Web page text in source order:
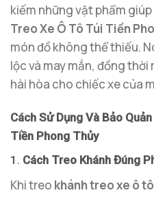
kiếm những vật phẩm
Treo Xe Ô Tô Túi Tiền
món đồ không thể thiếu.
lộc và may mắn, đồng
hài hòa cho chiếc xe của
Cách Sử Dụng Và Bảo
Tiền Phong Thủy
1. Cách Treo Khánh Đúng
Khi treo khánh treo xe ô tô